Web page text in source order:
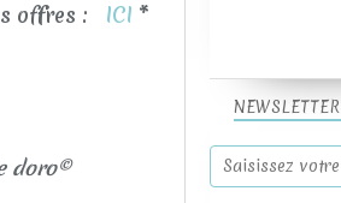
offres :
ICI *
doro©
NEWSLETTER